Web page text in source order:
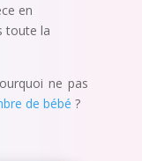
en
toute la
ne pas
de bébé ?